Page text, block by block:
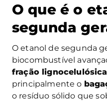
O que é o
segunda
O etanol de segunda
biocombustível
fração lignocelulósica
principalmente o
o resíduo sólido que